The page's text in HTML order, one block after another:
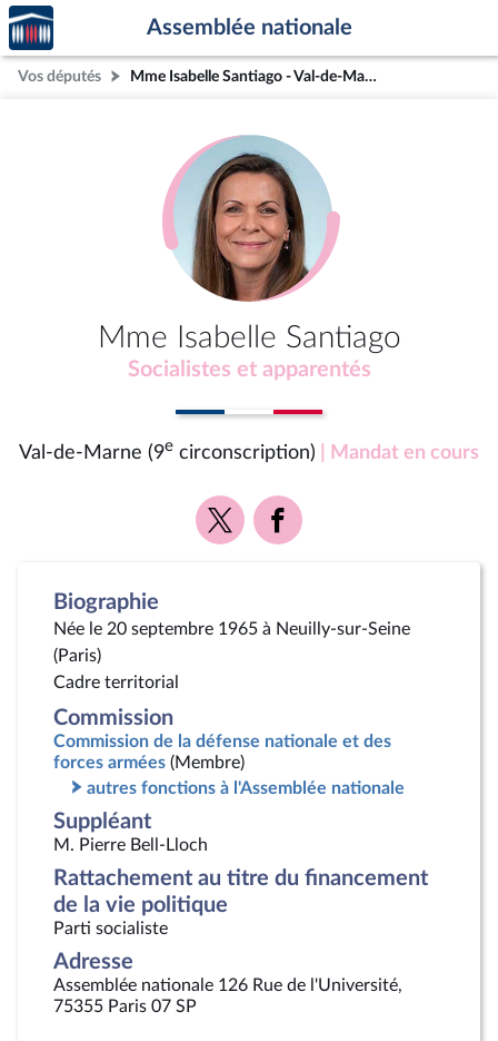
Aller au contenu
Aller en bas de la page
Accèder
à la
page
d'accueil
Assemblée nationale
Vos députés Mme Isabelle Santiago - Val-de-Marne (9e circonscription)
Mme Isabelle Santiago
Socialistes et apparentés
Val-de-Marne (9e circonscription) | Mandat en cours
Voir
la
Voir
la
Biographie
Née le 20 septembre 1965 à Neuilly-sur-Seine
(Paris)
Cadre territorial
Commission
Commission de la défense nationale et des
forces armées (Membre)
autres fonctions à l'Assemblée nationale
Suppléant
M. Pierre Bell-Lloch
Rattachement au titre du financement
de la vie politique
Parti socialiste
Adresse
Assemblée nationale 126 Rue de l'Université,
75355 Paris 07 SP